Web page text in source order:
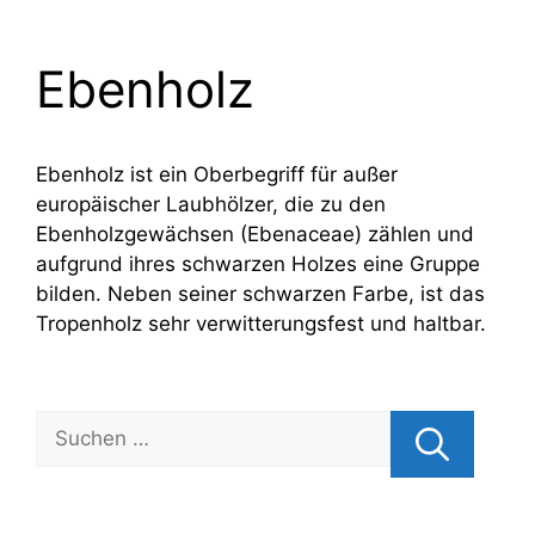
Ebenholz
Ebenholz ist ein Oberbegriff für außer
europäischer Laubhölzer, die zu den
Ebenholzgewächsen (Ebenaceae) zählen und
aufgrund ihres schwarzen Holzes eine Gruppe
bilden. Neben seiner schwarzen Farbe, ist das
Tropenholz sehr verwitterungsfest und haltbar.
nach: